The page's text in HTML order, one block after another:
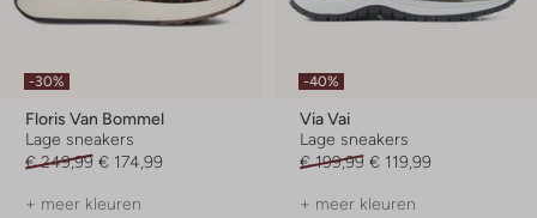
-30%
Floris Van Bommel
Lage sneakers
€ 249,99 € 174,99
+ meer kleuren
-40%
Via Vai
Lage sneakers
€ 199,99 € 119,99
+ meer kleuren